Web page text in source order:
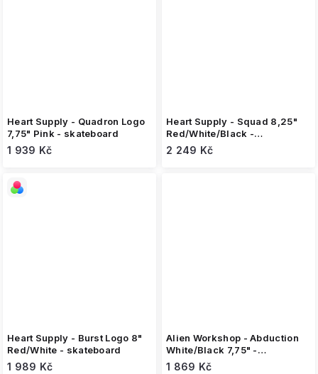
Heart Supply - Quadron Logo
7,75" Pink - skateboard
1 939 Kč
Heart Supply - Squad 8,25"
Red/White/Black -
skateboard
2 249 Kč
Heart Supply - Burst Logo 8"
Red/White - skateboard
1 989 Kč
Alien Workshop - Abduction
White/Black 7,75" -
skateboard
1 869 Kč